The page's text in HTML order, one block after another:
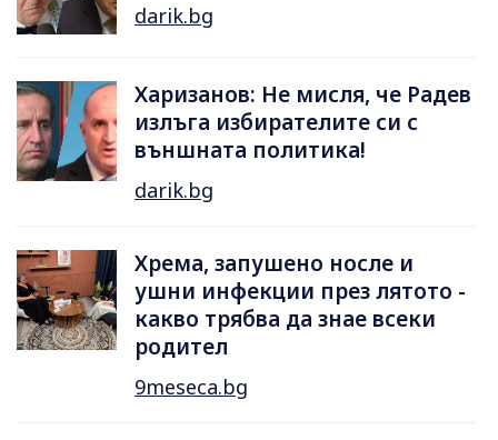
darik.bg
Харизанов: Не мисля, че Радев
излъга избирателите си с
външната политика!
darik.bg
Хрема, запушено носле и
ушни инфекции през лятотo -
какво трябва да знае всеки
родител
9meseca.bg